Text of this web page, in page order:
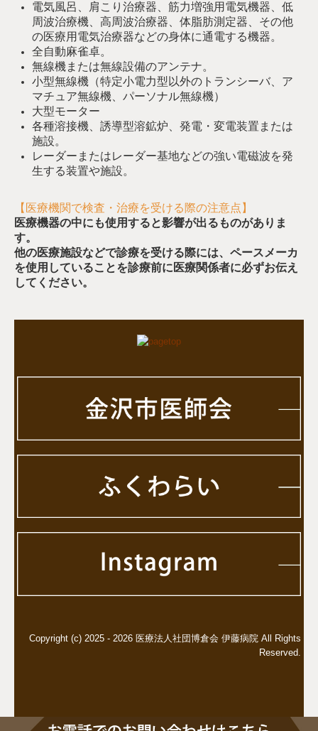
電気風呂、肩こり治療器、筋力増強用電気機器、低
周波治療機、高周波治療器、体脂肪測定器、その他
の医療用電気治療器などの身体に通電する機器。
全自動麻雀卓。
無線機または無線設備のアンテナ。
小型無線機（特定小電力型以外のトランシーバ、ア
マチュア無線機、パーソナル無線機）
大型モーター
各種溶接機、誘導型溶鉱炉、発電・変電装置または
施設。
レーダーまたはレーダー基地などの強い電磁波を発
生する装置や施設。
【医療機関で検査・治療を受ける際の注意点】
医療機器の中にも使用すると影響が出るものがありま
す。
他の医療施設などで診療を受ける際には、ペースメーカ
を使用していることを診療前に医療関係者に必ずお伝え
してください。
Copyright (c) 2025 - 2026 医療法人社団博倉会 伊藤病院 All Rights
Reserved.